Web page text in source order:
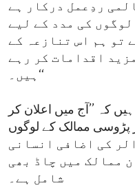
ردِعمل درکار ہے
کی مدد کے لیے
تو ہم اس تنازعہ کے
اقدامات کر رہے
ہیں۔‘‘
کہ ’’آج میں اعلان کر
پڑوسی ممالک کے لوگوں
163 ملین ڈالر کی اضافی انسانی
ممالک میں چاڈ بھی
شامل ہے۔